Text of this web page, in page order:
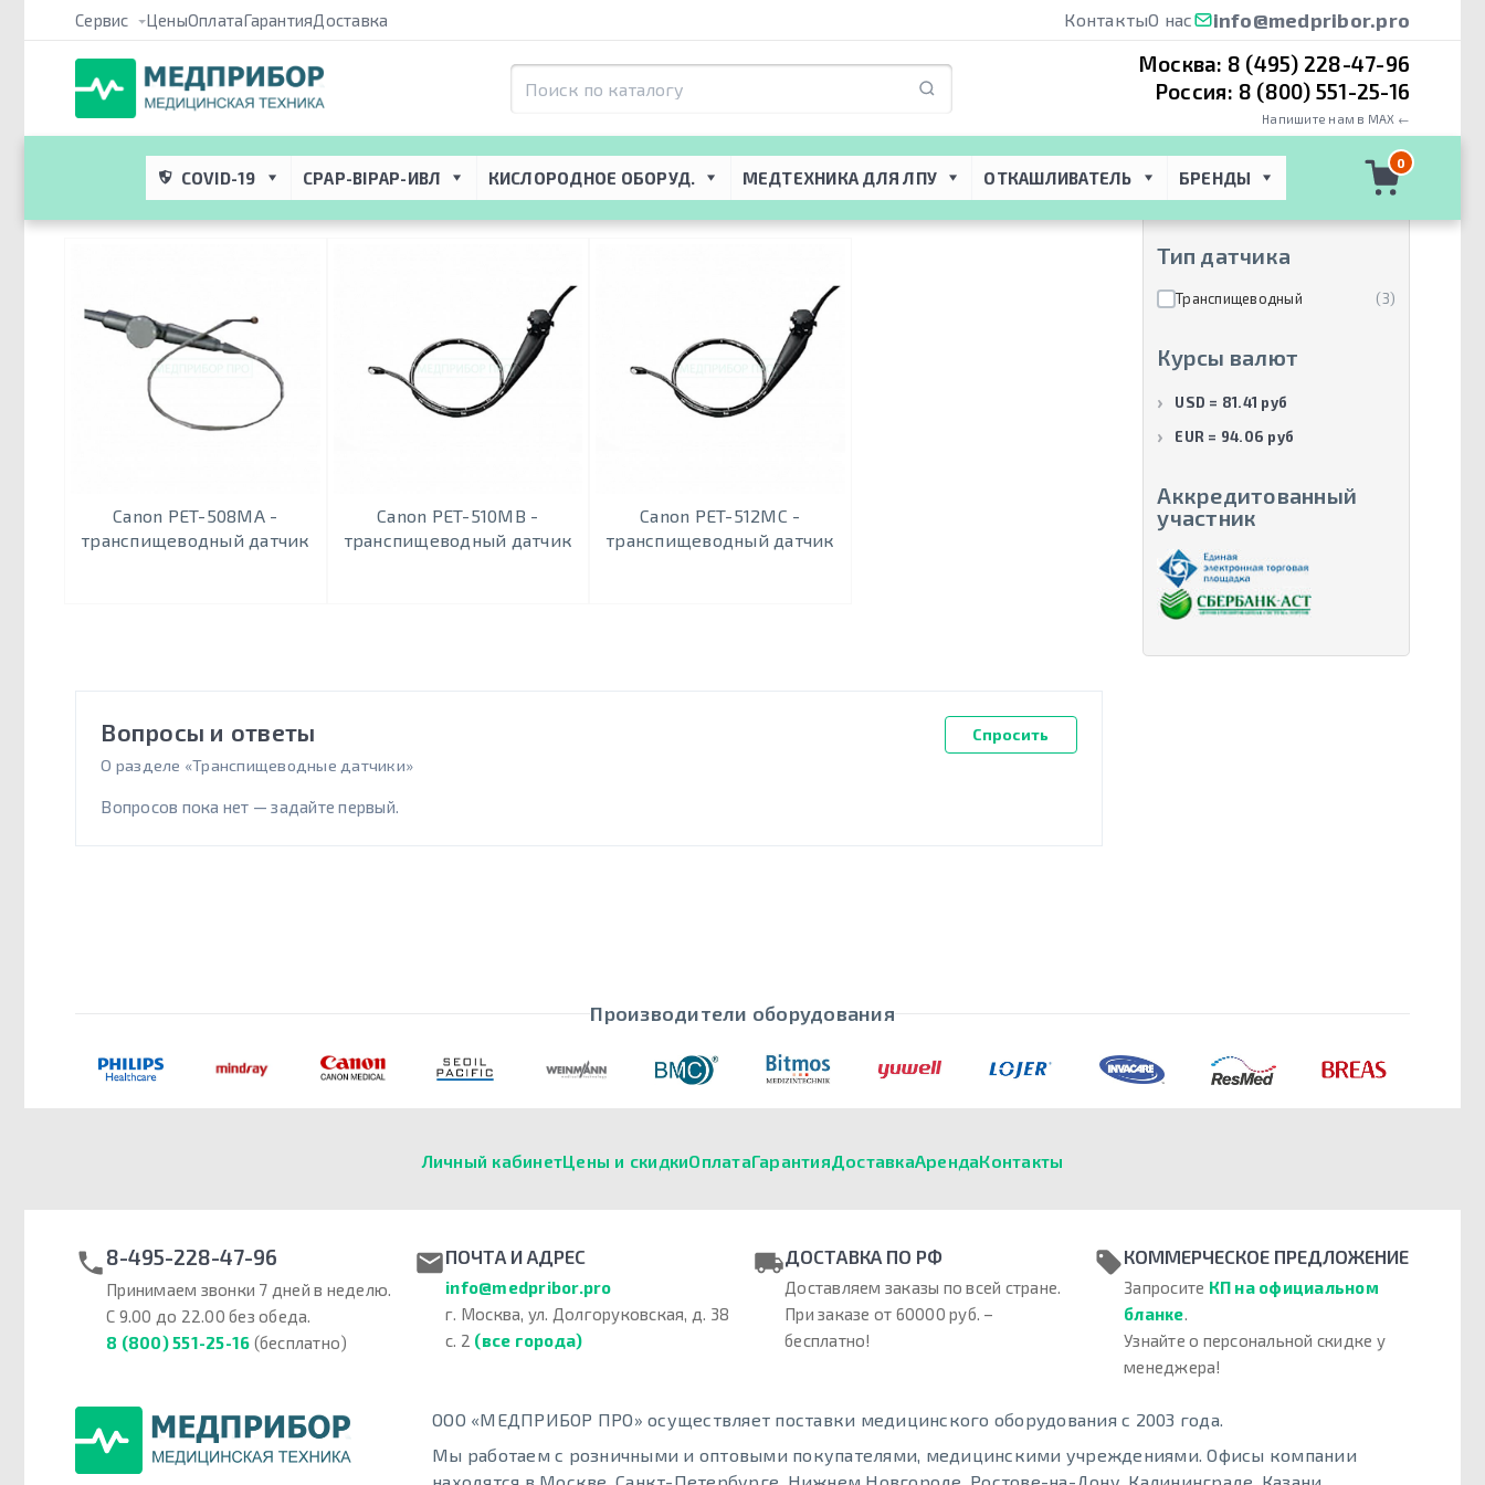
Сервис ЦеныОплатаГарантияДоставка КонтактыО нас info@medpribor.pro
Москва: 8 (495) 228-47-96
Россия: 8 (800) 551-25-16
Напишите нам в MAX ←
COVID-19 CPAP-BIPAP-ИВЛ КИСЛОРОДНОЕ ОБОРУД. МЕДТЕХНИКА ДЛЯ ЛПУ ОТКАШЛИВАТЕЛЬ БРЕНДЫ
0
Медприбор ПРО → Каталог → Медицинское оборудование для ЛПУ → Ультразвуковые диагностические системы → Датчики для УЗИ
Транспищеводные датчики
Canon PET-508MA -
транспищеводный датчик
Canon PET-510MB -
транспищеводный датчик
Canon PET-512МС -
транспищеводный датчик
Производители
Canon Medical Systems (3)
Тип датчика
Транспищеводный (3)
Курсы валют
USD = 81.41 руб
EUR = 94.06 руб
Аккредитованный
участник
Вопросы и ответы
О разделе «Транспищеводные датчики»
Спросить
Вопросов пока нет — задайте первый.
Производители оборудования
Личный кабинетЦены и скидкиОплатаГарантияДоставкаАрендаКонтакты
8-495-228-47-96
Принимаем звонки 7 дней в неделю.
С 9.00 до 22.00 без обеда.
8 (800) 551-25-16 (бесплатно)
ПОЧТА И АДРЕС
info@medpribor.pro
г. Москва, ул. Долгоруковская, д. 38
с. 2 (все города)
ДОСТАВКА ПО РФ
Доставляем заказы по всей стране.
При заказе от 60000 руб. –
бесплатно!
КОММЕРЧЕСКОЕ ПРЕДЛОЖЕНИЕ
Запросите КП на официальном
бланке.
Узнайте о персональной скидке у
менеджера!
ООО «МЕДПРИБОР ПРО» осуществляет поставки медицинского оборудования с 2003 года.
Мы работаем с розничными и оптовыми покупателями, медицинскими учреждениями. Офисы компании